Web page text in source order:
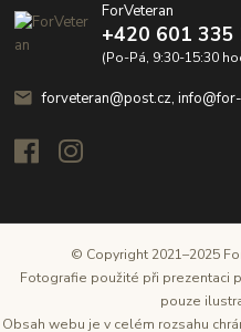
ForVeteran
+420 601 335
(Po-Pá, 9:30-15:30
forveteran@post.cz,
© Copyright 2021–2025
Fotografie použité při prezentaci
pouze
Obsah webu je v celém rozsahu